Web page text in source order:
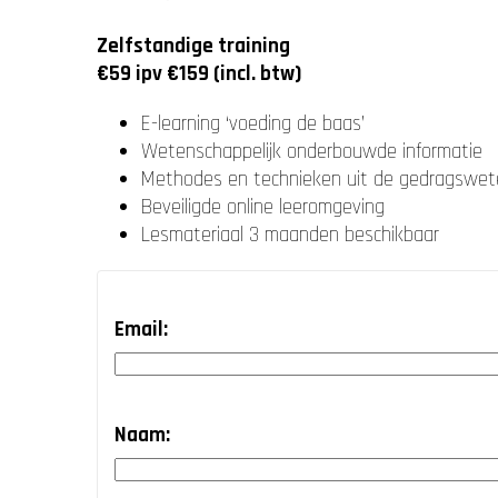
Zelfstandige training
€59 ipv €159 (incl. btw)
E-learning ‘voeding de baas’
Wetenschappelijk onderbouwde informatie
Methodes en technieken uit de
Beveiligde online leeromgeving
Lesmateriaal 3 maanden beschikbaar
Email:
Naam: